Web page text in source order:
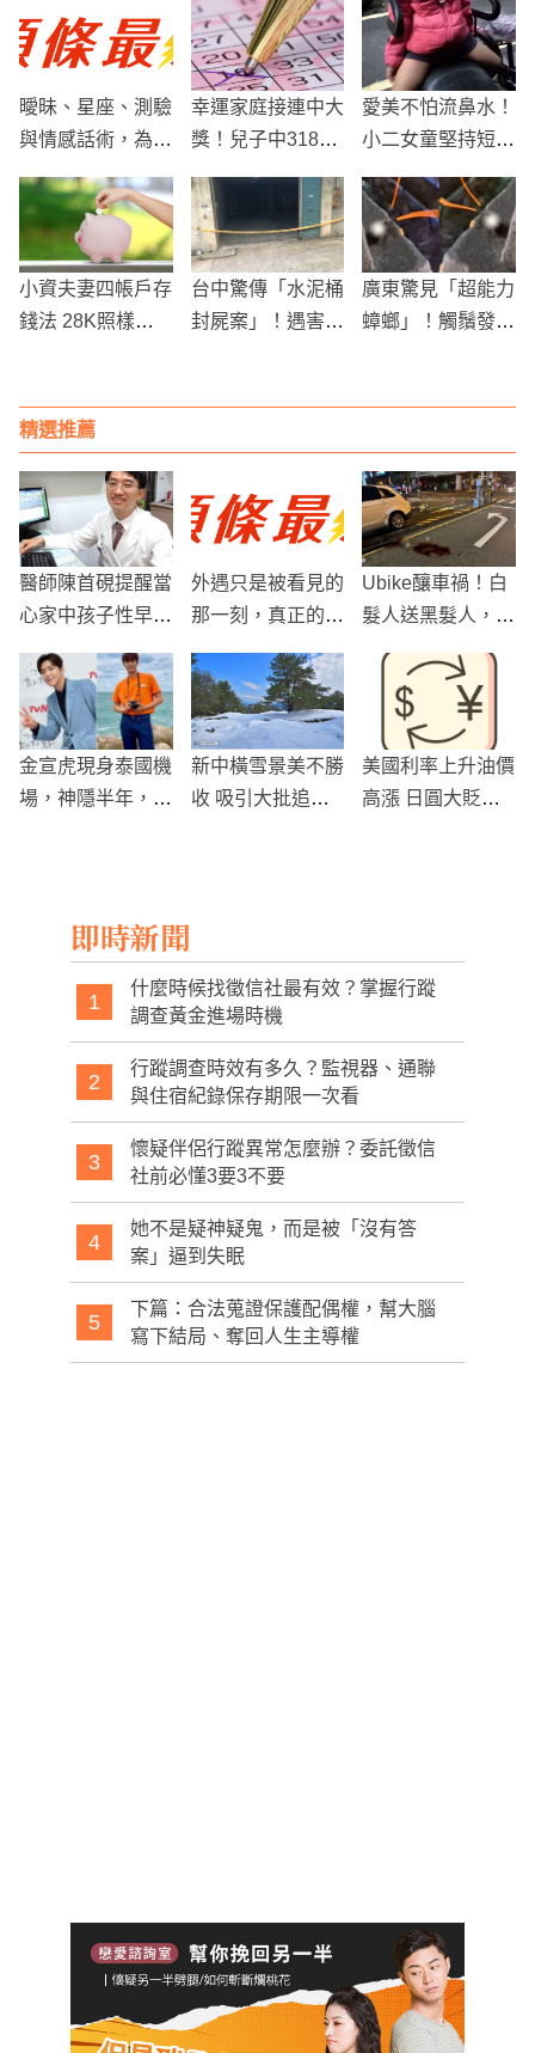
曖昧、星座、測驗
與情感話術，為什
人上癮
幸運家庭接連中大
獎！兒子中318萬
奪382萬頭彩
愛美不怕流鼻水！
小二女童堅持短褲
小資夫妻四帳戶存
錢法 28K照樣存
台中驚傳「水泥桶
封屍案」！遇害慘
廣東驚見「超能力
蟑螂」！觸鬚發光
精選推薦
醫師陳首硯提醒當
心家中孩子性早熟
外遇只是被看見的
那一刻，真正的婚
在多年？
Ubike釀車禍！白
髮人送黑髮人，母
疑搶黃燈
金宣虎現身泰國機
場，神隱半年，首
新中橫雪景美不勝
收 吸引大批追雪
美國利率上升油價
高漲 日圓大貶至
即時新聞
1
什麼時候找徵信社最有效？掌握行蹤
調查黃金進場時機
2
行蹤調查時效有多久？監視器、通聯
與住宿紀錄保存期限一次看
3
懷疑伴侶行蹤異常怎麼辦？委託徵信
社前必懂3要3不要
4
她不是疑神疑鬼，而是被「沒有答
案」逼到失眠
5
下篇：合法蒐證保護配偶權，幫大腦
寫下結局、奪回人生主導權